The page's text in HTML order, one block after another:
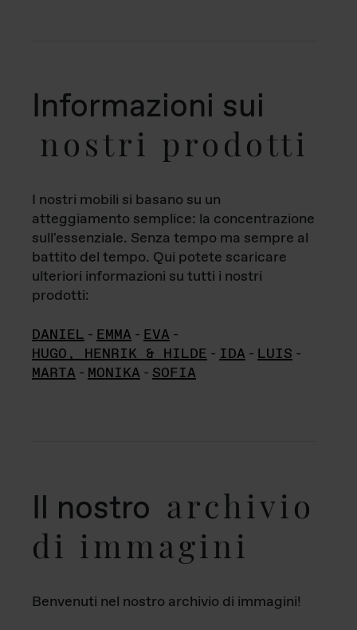
Informazioni sui
nostri prodotti
I nostri mobili si basano su un
atteggiamento semplice: la concentrazione
sull'essenziale. Senza tempo ma sempre al
battito del tempo. Qui potete scaricare
ulteriori informazioni su tutti i nostri
prodotti:
DANIEL - EMMA - EVA -
HUGO, HENRIK & HILDE - IDA - LUIS -
MARTA - MONIKA - SOFIA
Il nostro archivio
di immagini
Benvenuti nel nostro archivio di immagini!